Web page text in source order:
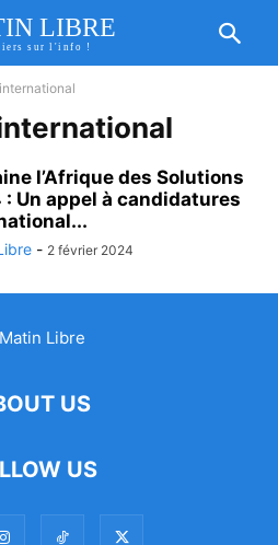
LIBRE
sur l'info !
l’Afrique des Solutions
Un appel à candidatures
- 2 février 2024
US
US